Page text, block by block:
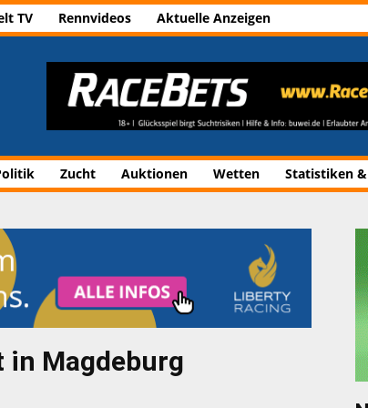
TV Rennvideos Aktuelle Anzeigen
Zucht Auktionen Wetten Statistiken
in Magdeburg